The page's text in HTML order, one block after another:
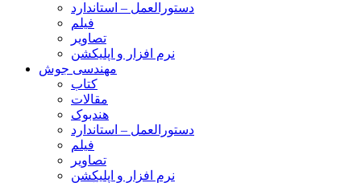
دستورالعمل – استاندارد
فیلم
تصاویر
نرم افزار و اپلیکشن
مهندسی جوش
کتاب
مقالات
هندبوک
دستورالعمل – استاندارد
فیلم
تصاویر
نرم افزار و اپلیکشن